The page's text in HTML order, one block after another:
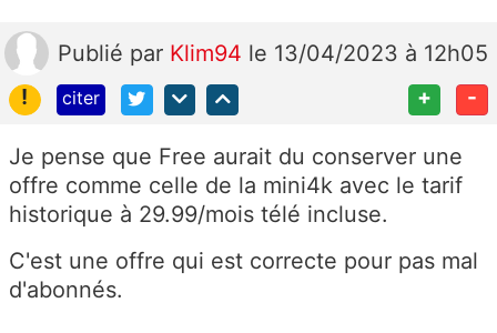
Publié par Klim94 le 13/04/2023 à 12h05
!
citer + -
Je pense que Free aurait du conserver une
offre comme celle de la mini4k avec le tarif
historique à 29.99/mois télé incluse.
C'est une offre qui est correcte pour pas mal
d'abonnés.